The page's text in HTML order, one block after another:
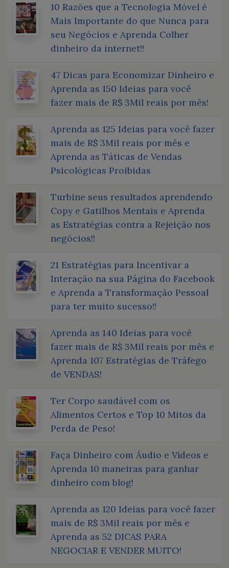
10 Razões que a Tecnologia Móvel é
Mais Importante do que Nunca para
seu Negócios e Aprenda Colher
dinheiro da internet!!
47 Dicas para Economizar Dinheiro e
Aprenda as 150 Ideias para você
fazer mais de R$ 3Mil reais por mês!
Aprenda as 125 Ideias para você fazer
mais de R$ 3Mil reais por mês e
Aprenda as Táticas de Vendas
Psicológicas Proibidas
Turbine seus resultados aprendendo
Copy e Gatilhos Mentais e Aprenda
as Estratégias contra a Rejeição nos
negócios!!
21 Estratégias para Incentivar a
Interação na sua Página do Facebook
e Aprenda a Transformação Pessoal
para ter muito sucesso!!
Aprenda as 140 Ideias para você
fazer mais de R$ 3Mil reais por mês e
Aprenda 107 Estratégias de Tráfego
de VENDAS!
Ter Corpo saudável com os
Alimentos Certos e Top 10 Mitos da
Perda de Peso!
Faça Dinheiro com Áudio e Vídeos e
Aprenda 10 maneiras para ganhar
dinheiro com blog!
Aprenda as 120 Ideias para você fazer
mais de R$ 3Mil reais por mês e
Aprenda as 52 DICAS PARA
NEGOCIAR E VENDER MUITO!